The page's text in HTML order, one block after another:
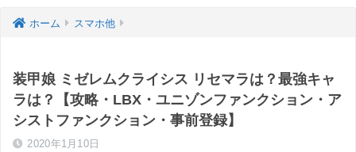
ホーム スマホ他
装甲娘 ミゼレムクライシス リセマラは？最強キャ
ラは？【攻略・LBX・ユニゾンファンクション・ア
シストファンクション・事前登録】
2020年1月10日